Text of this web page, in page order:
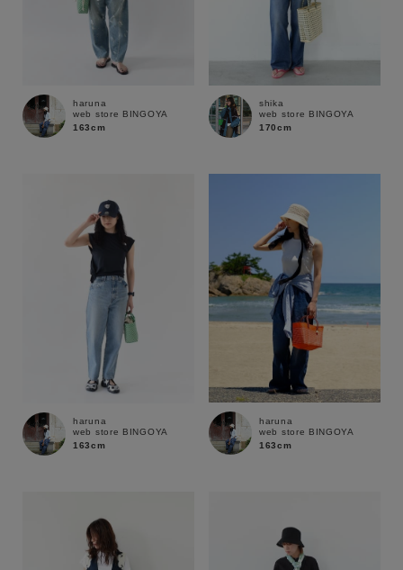
キーワード
MENS KIDS
haruna
web store BINGOYA
163cm
shika
web store BINGOYA
170cm
haruna
web store BINGOYA
163cm
haruna
web store BINGOYA
163cm